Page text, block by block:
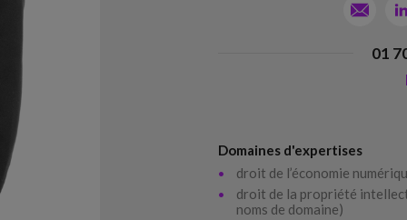
01
Domaines d'expertises
droit de l’économie
droit de la propriété
noms de domaine)